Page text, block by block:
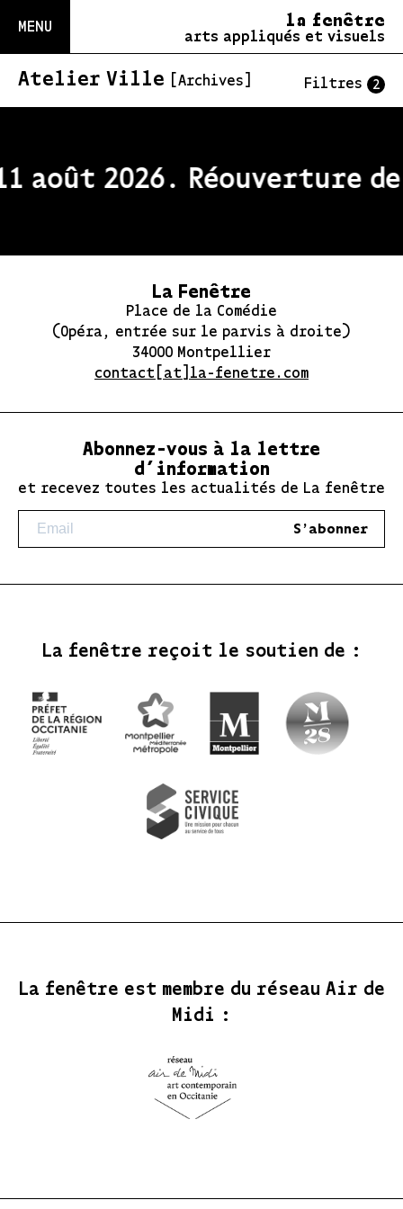
MENU la fenêtre
arts appliqués et visuels
Atelier Ville [Archives] Filtres 2
août 2026. Réouverture
La Fenêtre
Place de la Comédie
(Opéra, entrée sur le parvis à droite)
34000 Montpellier
contact[at]la-fenetre.com
Abonnez-vous à la lettre
d’information
et recevez toutes les actualités de La fenêtre
S'abonner
La fenêtre reçoit le soutien de :
La fenêtre est membre du réseau Air de
Midi :